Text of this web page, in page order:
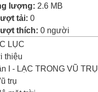
lượng: 2.6 MB
tải: 0
thích: 0 người
LỤC
thiệu
I - LẠC TRONG VŨ TRỤ
trụ